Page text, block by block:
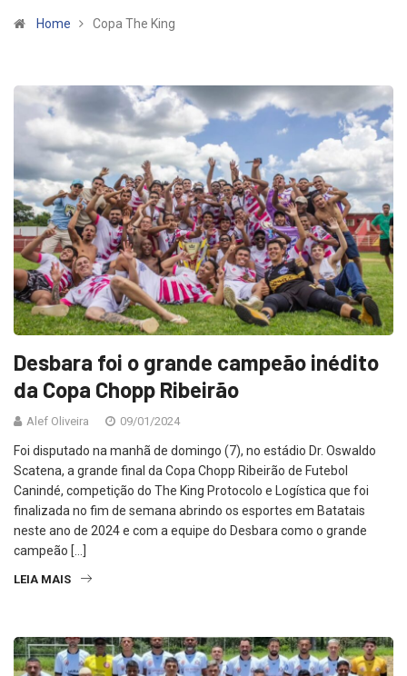
Home Copa The King
Desbara foi o grande campeão inédito
da Copa Chopp Ribeirão
Alef Oliveira 09/01/2024
Foi disputado na manhã de domingo (7), no estádio Dr. Oswaldo
Scatena, a grande final da Copa Chopp Ribeirão de Futebol
Canindé, competição do The King Protocolo e Logística que foi
finalizada no fim de semana abrindo os esportes em Batatais
neste ano de 2024 e com a equipe do Desbara como o grande
campeão […]
LEIA MAIS